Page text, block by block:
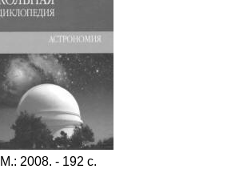
М.: 2008. - 192 с.